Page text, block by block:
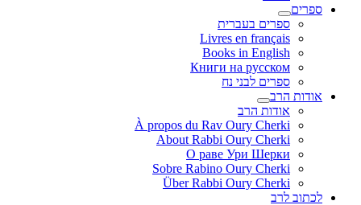
ספרים
ספרים בעברית
Livres en français
Books in English
Книги на русском
ספרים לבני נח
אודות הרב
אודות הרב
À propos du Rav Oury Cherki
About Rabbi Oury Cherki
О раве Ури Шерки
Sobre Rabino Oury Cherki
Über Rabbi Oury Cherki
לכתוב לרב